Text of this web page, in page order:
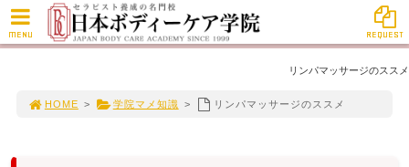
リンパマッサージのススメ
HOME > 学院マメ知識 > リンパマッサージのススメ
MENU REQUEST